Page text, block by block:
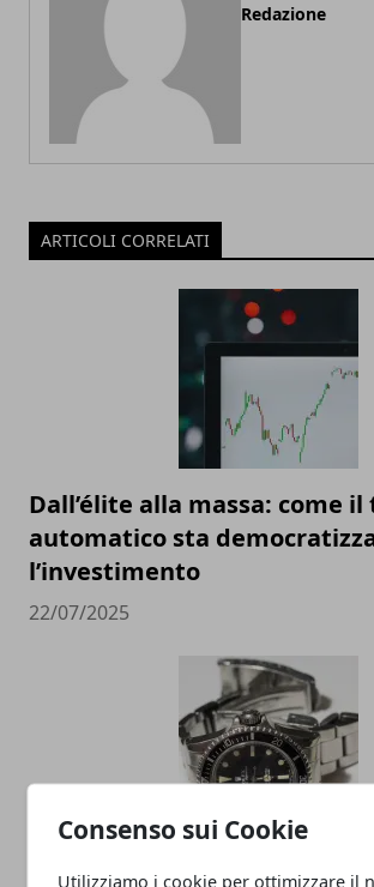
Consenso sui Cookie
Utilizziamo i cookie per ottimizzare il
Redazione
ARTICOLI CORRELATI
Dall’élite alla massa: come
automatico sta
l’investimento
22/07/2025
Valutazione orologi Rolex